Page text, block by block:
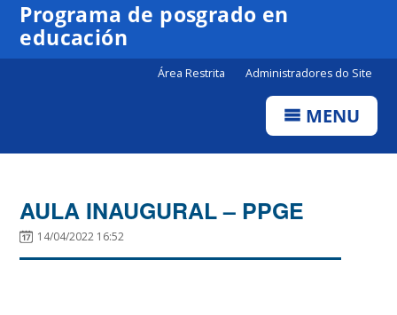
Programa de posgrado en
educación
Área Restrita Administradores do Site
MENU
AULA INAUGURAL – PPGE
14/04/2022 16:52